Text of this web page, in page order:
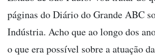
páginas do Diário do Grande ABC
Indústria. Acho que ao longo dos
o que era possível sobre a atuação